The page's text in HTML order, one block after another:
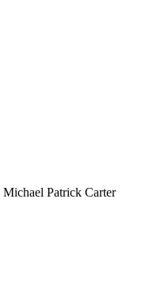
Michael Patrick Carter